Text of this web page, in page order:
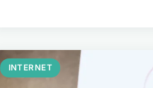
INTERNET